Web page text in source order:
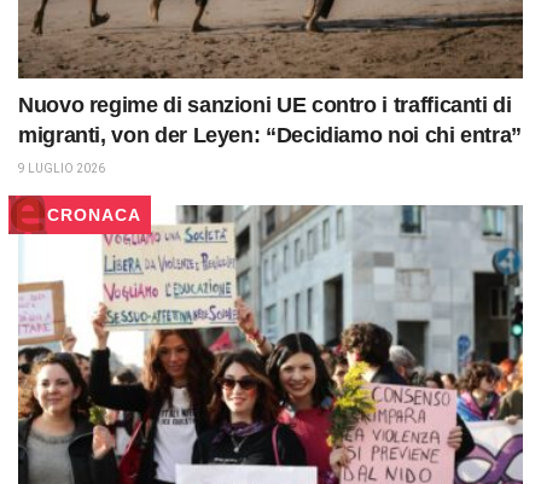
Nuovo regime di sanzioni UE contro i trafficanti di
migranti, von der Leyen: “Decidiamo noi chi entra”
9 LUGLIO 2026
CRONACA